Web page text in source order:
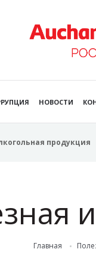
НОВОСТИ
продукция
Главная